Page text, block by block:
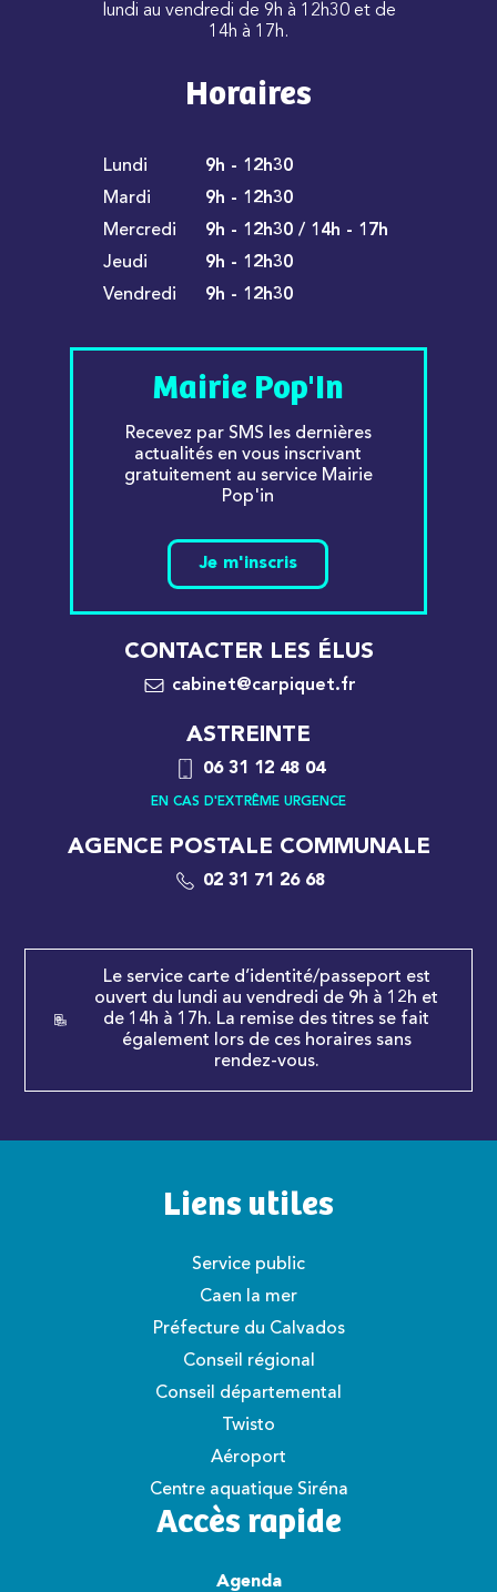
lundi au vendredi de 9h à 12h30 et de
14h à 17h.
Horaires
Lundi
9h - 12h30
Mardi
9h - 12h30
Mercredi
9h - 12h30 / 14h - 17h
Jeudi
9h - 12h30
Vendredi
9h - 12h30
Mairie Pop'In
Recevez par SMS les dernières
actualités en vous inscrivant
gratuitement au service Mairie
Pop'in
Je m'inscris
CONTACTER LES ÉLUS
cabinet@carpiquet.fr
ASTREINTE
06 31 12 48 04
EN CAS D'EXTRÊME URGENCE
AGENCE POSTALE COMMUNALE
02 31 71 26 68
Le service carte d’identité/passeport est
ouvert du lundi au vendredi de 9h à 12h et
de 14h à 17h. La remise des titres se fait
également lors de ces horaires sans
rendez-vous.
Liens utiles
Service public
Caen la mer
Préfecture du Calvados
Conseil régional
Conseil départemental
Twisto
Aéroport
Centre aquatique Siréna
Accès rapide
Agenda